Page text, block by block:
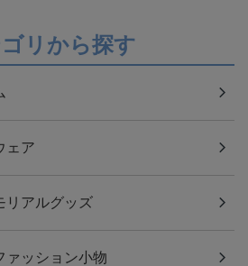
リから探す
ェア
リアルグッズ
ァッション小物